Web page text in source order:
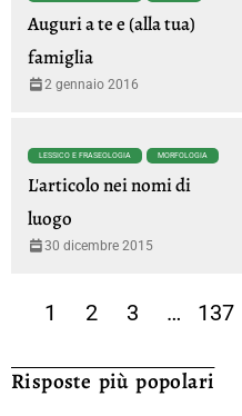
Auguri a te e (alla tua)
famiglia
2 gennaio 2016
LESSICO E FRASEOLOGIA MORFOLOGIA
L'articolo nei nomi di
luogo
30 dicembre 2015
1 2 3 … 137
Risposte più popolari